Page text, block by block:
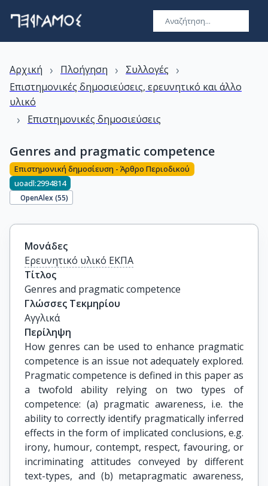
Αρχική › Πλοήγηση › Συλλογές ›
Επιστημονικές δημοσιεύσεις, ερευνητικό και άλλο
υλικό
› Επιστημονικές δημοσιεύσεις
Genres and pragmatic competence
Επιστημονική δημοσίευση - Άρθρο Περιοδικού
uoadl:2994814
OpenAlex (55)
Μονάδες
Ερευνητικό υλικό ΕΚΠΑ
Τίτλος
Genres and pragmatic competence
Γλώσσες Τεκμηρίου
Αγγλικά
Περίληψη
How genres can be used to enhance pragmatic
competence is an issue not adequately explored.
Pragmatic competence is defined in this paper as
a twofold ability relying on two types of
competence: (a) pragmatic awareness, i.e. the
ability to correctly identify pragmatically inferred
effects in the form of implicated conclusions, e.g.
irony, humour, contempt, respect, favouring, or
incriminating attitudes conveyed by different
text-types, and (b) metapragmatic awareness,